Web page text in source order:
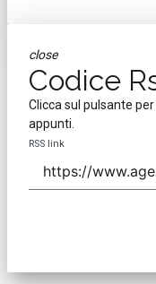
close
Codice
Clicca sul pulsante
appunti.
RSS link